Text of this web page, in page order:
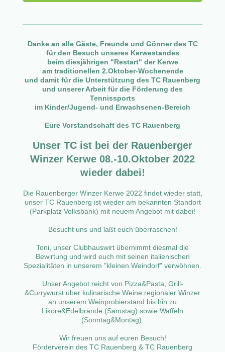
Danke an alle Gäste, Freunde und Gönner des TC
für den Besuch unseres Kerwestandes
beim diesjährigen "Restart" der Kerwe
am traditionellen 2.Oktober-Wochenende
und damit für die Unterstützung des TC Rauenberg
und unserer Arbeit für die Förderung des
Tennissports
im Kinder/Jugend- und Erwachsenen-Bereich
Eure Vorstandschaft des TC Rauenberg
Unser TC ist bei der Rauenberger
Winzer Kerwe 08.-10.Oktober 2022
wieder dabei!
Die Rauenberger Winzer Kerwe 2022 findet wieder statt,
unser TC Rauenberg ist wieder am bekannten Standort
(Parkplatz Volksbank) mit neuem Angebot mit dabei!
Besucht uns und laßt euch überraschen!
Toni, unser Clubhauswirt übernimmt diesmal die
Bewirtung und wird euch mit seinen italienischen
Spezialitäten in unserem "kleinen Weindorf" verwöhnen.
Unser Angebot reicht von Pizza&Pasta, Grill-
&Currywurst über kulinarische Weine regionaler Winzer
an unserem Weinprobierstand bis hin zu
Liköre&Edelbrände (Samstag) sowie Waffeln
(Sonntag&Montag).
Wir freuen uns auf euren Besuch!
Förderverein des TC Rauenberg & TC Rauenberg